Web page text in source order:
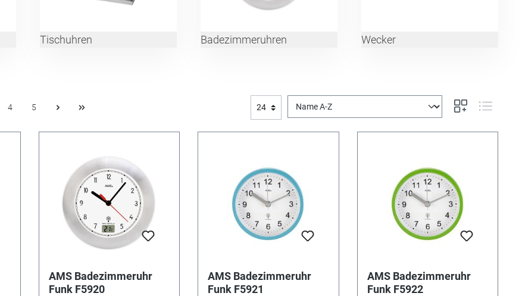
Tischuhren Badezimmeruhren Wecker
4 5
AMS Badezimmeruhr
Funk F5920
AMS Badezimmeruhr
Funk F5921
AMS Badezimmeruhr
Funk F5922